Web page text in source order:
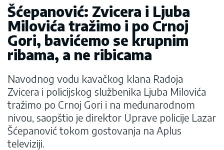
Šćepanović: Zvicera i Ljuba
Milovića tražimo i po Crnoj
Gori, bavićemo se krupnim
ribama, a ne ribicama
Navodnog vođu kavačkog klana Radoja
Zvicera i policijskog službenika Ljuba Milovića
tražimo po Crnoj Gori i na međunarodnom
nivou, saopštio je direktor Uprave policije Lazar
Šćepanović tokom gostovanja na Aplus
televiziji.